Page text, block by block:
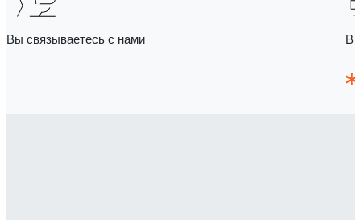
Вы связываетесь с нами